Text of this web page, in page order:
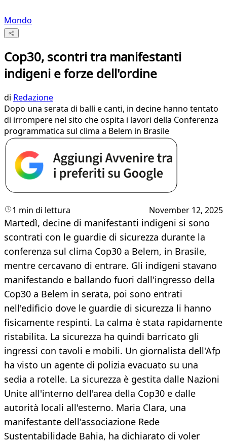
Mondo
Cop30, scontri tra manifestanti
indigeni e forze dell'ordine
di Redazione
Dopo una serata di balli e canti, in decine hanno tentato
di irrompere nel sito che ospita i lavori della Conferenza
programmatica sul clima a Belem in Brasile
1 min di lettura November 12, 2025
Martedì, decine di manifestanti indigeni si sono
scontrati con le guardie di sicurezza durante la
conferenza sul clima Cop30 a Belem, in Brasile,
mentre cercavano di entrare. Gli indigeni stavano
manifestando e ballando fuori dall'ingresso della
Cop30 a Belem in serata, poi sono entrati
nell'edificio dove le guardie di sicurezza li hanno
fisicamente respinti. La calma è stata rapidamente
ristabilita. La sicurezza ha quindi barricato gli
ingressi con tavoli e mobili. Un giornalista dell'Afp
ha visto un agente di polizia evacuato su una
sedia a rotelle. La sicurezza è gestita dalle Nazioni
Unite all'interno dell'area della Cop30 e dalle
autorità locali all'esterno. Maria Clara, una
manifestante dell'associazione Rede
Sustentabilidade Bahia, ha dichiarato di voler